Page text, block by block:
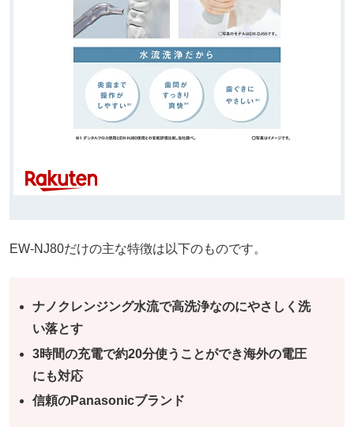
EW-NJ80だけの主な特徴は以下のものです。
ナノクレンジング水流で高洗浄なのにやさしく洗
い落とす
3時間の充電で約20分使うことができ海外の電圧
にも対応
信頼のPanasonicブランド